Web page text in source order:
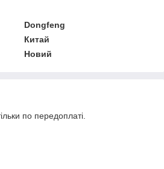
Dongfeng
Китай
Новий
по передоплаті.